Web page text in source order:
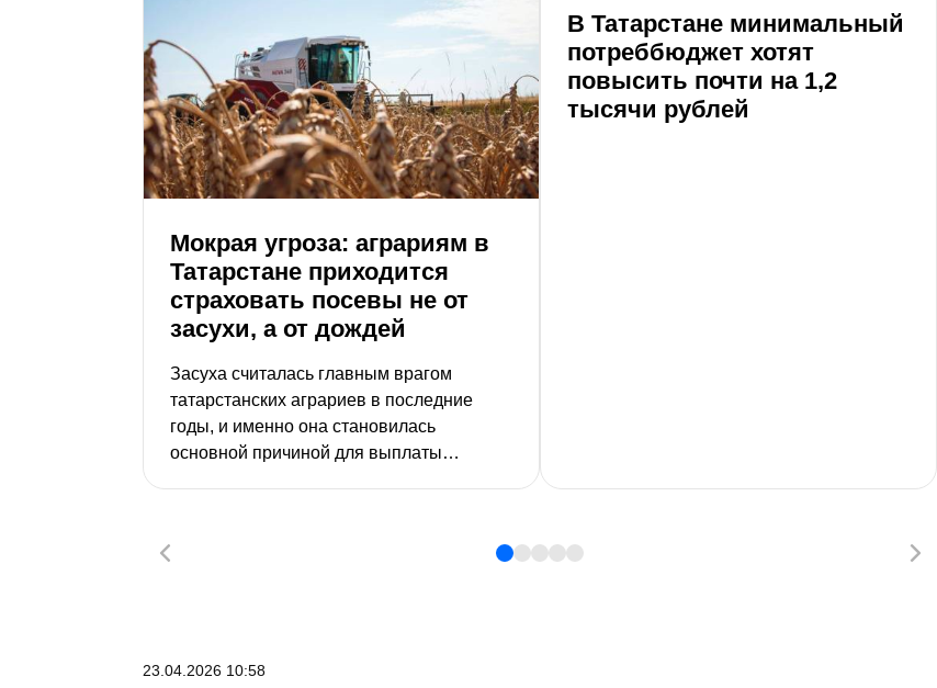
Мокрая угроза: аграриям в
Татарстане приходится
страховать посевы не от
засухи, а от дождей
Засуха считалась главным врагом
татарстанских аграриев в последние
годы, и именно она становилась
основной причиной для выплаты
урожая.
В Татарстане минимальный
потреббюджет хотят
повысить почти на 1,2
тысячи рублей
23.04.2026 10:58